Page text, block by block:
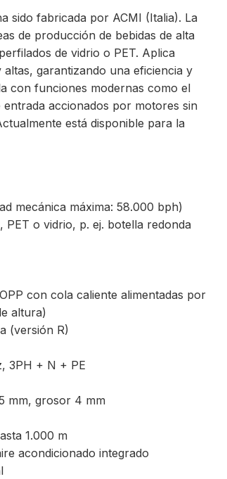
sido fabricada por ACMI (Italia). La
de producción de bebidas de alta
de vidrio o PET. Aplica
garantizando una eficiencia y
con funciones modernas como el
accionados por motores sin
está disponible para la
mecánica máxima: 58.000 bph)
o vidrio, p. ej. botella redonda
con cola caliente alimentadas por
altura)
(versión R)
3PH + N + PE
mm, grosor 4 mm
1.000 m
acondicionado integrado